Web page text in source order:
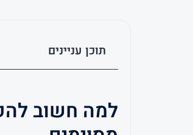
תוכן עניינים
למה חשוב